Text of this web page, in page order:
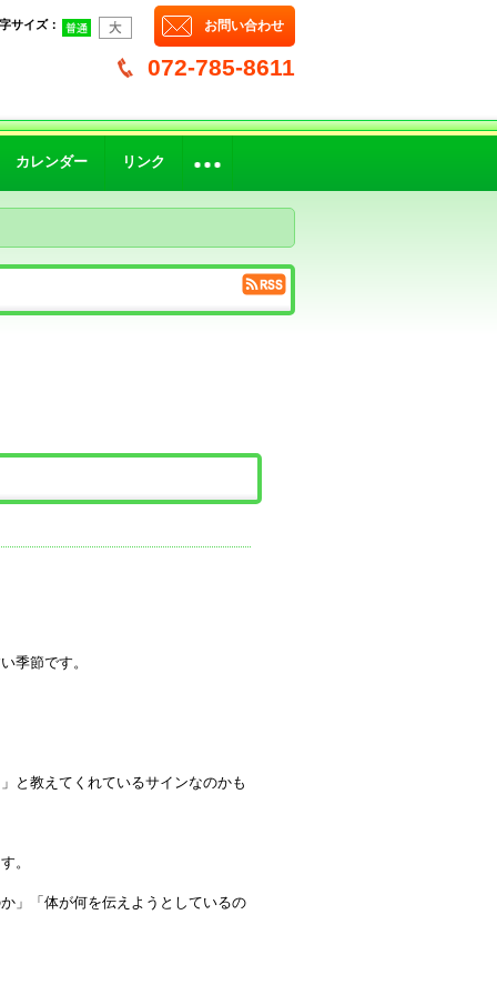
お問い合わせ
サイズ：
072-785-8611
カレンダー リンク
季節です。
と教えてくれているサインなのかも
。
」「体が何を伝えようとしているの